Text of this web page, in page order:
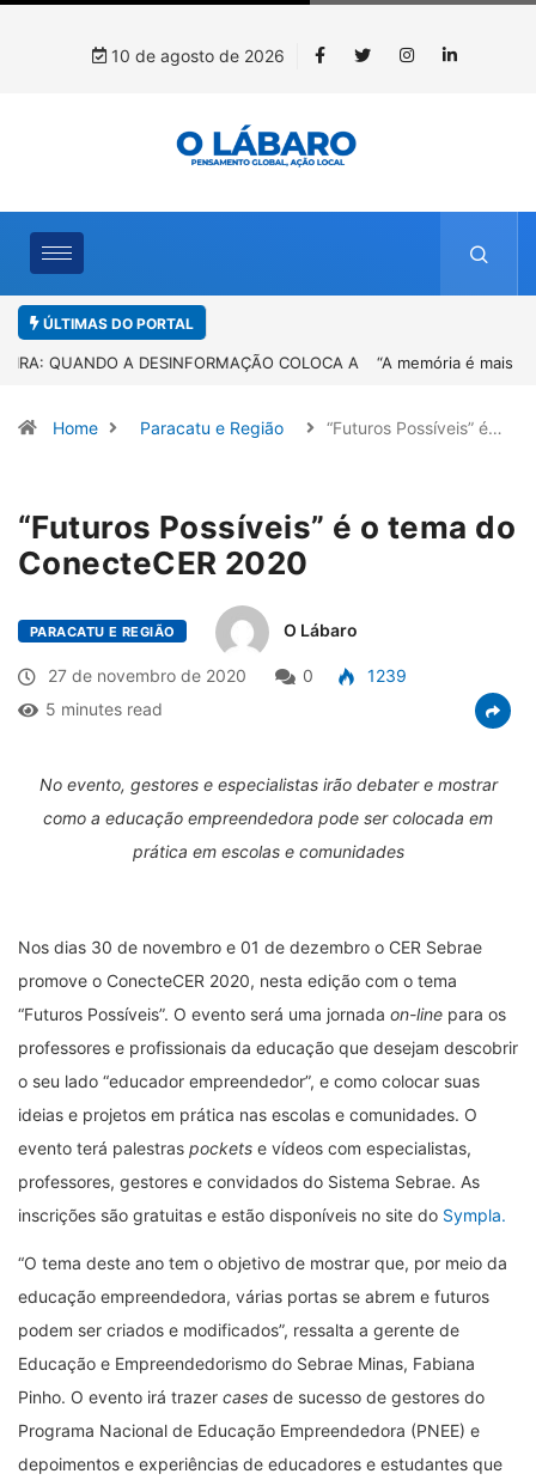
10 de agosto de 2026
ÚLTIMAS DO PORTAL
“A memória é mais forte que o esquecimento”: Sandro Neiva lança
Home Paracatu e Região “Futuros Possíveis” é…
“Futuros Possíveis” é o tema do
ConecteCER 2020
PARACATU E REGIÃO O Lábaro
27 de novembro de 2020 0
1239
5 minutes read
No evento, gestores e especialistas irão debater e mostrar
como a educação empreendedora pode ser colocada em
prática em escolas e comunidades
Nos dias 30 de novembro e 01 de dezembro o CER Sebrae
promove o ConecteCER 2020, nesta edição com o tema
“Futuros Possíveis”. O evento será uma jornada on-line para os
professores e profissionais da educação que desejam descobrir
o seu lado “educador empreendedor”, e como colocar suas
ideias e projetos em prática nas escolas e comunidades. O
evento terá palestras pockets e vídeos com especialistas,
professores, gestores e convidados do Sistema Sebrae. As
inscrições são gratuitas e estão disponíveis no site do Sympla.
“O tema deste ano tem o objetivo de mostrar que, por meio da
educação empreendedora, várias portas se abrem e futuros
podem ser criados e modificados”, ressalta a gerente de
Educação e Empreendedorismo do Sebrae Minas, Fabiana
Pinho. O evento irá trazer cases de sucesso de gestores do
Programa Nacional de Educação Empreendedora (PNEE) e
depoimentos e experiências de educadores e estudantes que